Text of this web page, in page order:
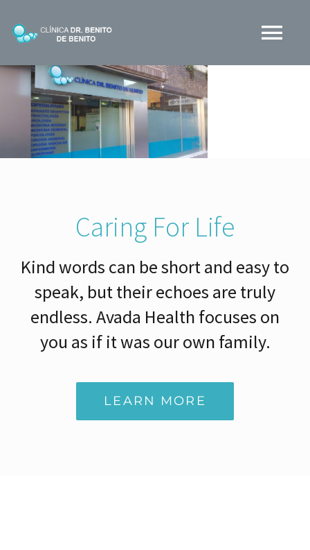
content
CLINICA BDB
¿QUÉ HACEMOS?
CONTACTO
Caring For Life
Kind words can be short and easy to
speak, but their echoes are truly
endless. Avada Health focuses on
you as if it was our own family.
LEARN MORE